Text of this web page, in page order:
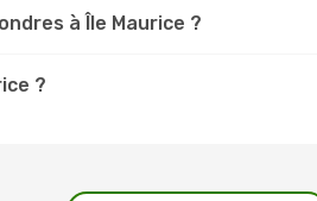
à Île Maurice ?
?